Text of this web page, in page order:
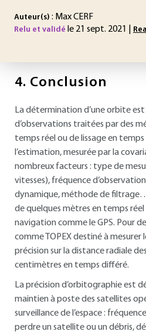
Auteur(s) : Max CERF
Relu et validé le 21 sept. 2021 |
4. Conclusion
La détermination d’une orbite
d’observations traitées par des
temps réel ou de lissage en
l’estimation, mesurée par la
nombreux facteurs : type de
vitesses), fréquence
dynamique, méthode de
de quelques mètres en temps
navigation comme le GPS. Pour
comme TOPEX destiné à mesurer
précision sur la distance radiale
centimètres en temps différé.
La précision d’orbitographie est
maintien à poste des satellites
surveillance de l’espace :
perdre un satellite ou un débris,